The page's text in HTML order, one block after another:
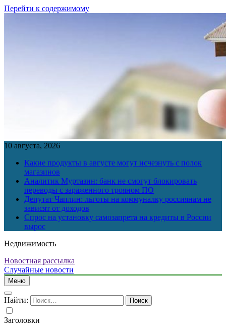
Перейти к содержимому
10 августа, 2026
Какие продукты в августе могут исчезнуть с полок
магазинов
Аналитик Муртазин: банк не смогут блокировать
переводы с зараженного трояном ПО
Депутат Чаплин: льготы на коммуналку россиянам не
зависят от доходов
Спрос на установку самозапрета на кредиты в России
вырос
Недвижимость
Новостная рассылка
Случайные новости
Меню
Найти:
Заголовки